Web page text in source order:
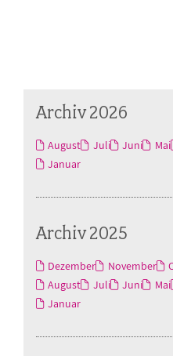
Archiv 2026
August Juli Juni Mai
Januar
Archiv 2025
Dezember November
August
Juli Juni Mai
Januar